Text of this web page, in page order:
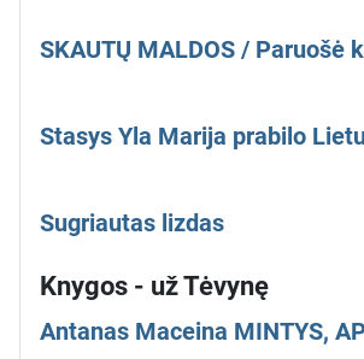
SKAUTŲ MALDOS / Paruošė
Stasys Yla Marija prabilo
Sugriautas lizdas
Knygos - už Tėvynę
Antanas Maceina MINTYS,